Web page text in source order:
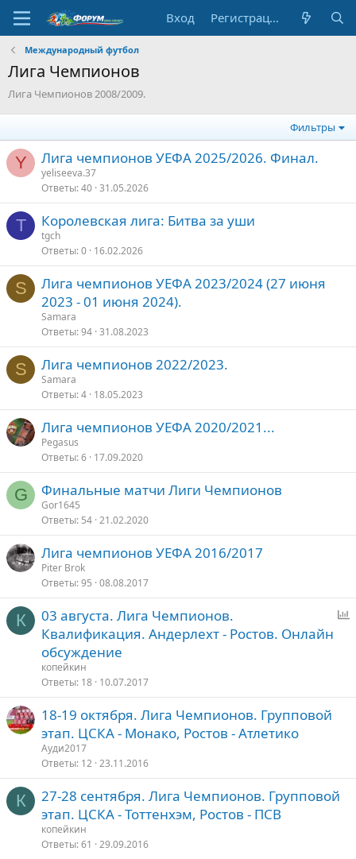
Вход Регистрация
Международный футбол
Лига Чемпионов
Лига Чемпионов 2008/2009.
Фильтры
Y Лига чемпионов УЕФА 2025/2026. Финал.
yeliseeva.37
Ответы 40 31.05.2026
T Королевская лига: Битва за уши
tgch
Ответы 0 16.02.2026
S
Лига чемпионов УЕФА 2023/2024 (27 июня
2023 - 01 июня 2024).
Samara
Ответы 94 31.08.2023
S Лига чемпионов 2022/2023.
Samara
Ответы 4 18.05.2023
Лига чемпионов УЕФА 2020/2021...
Pegasus
Ответы 6 17.09.2020
G Финальные матчи Лиги Чемпионов
Gor1645
Ответы 54 21.02.2020
Лига чемпионов УЕФА 2016/2017
Piter Brok
Ответы 95 08.08.2017
К
03 августа. Лига Чемпионов.
Квалификация. Андерлехт - Ростов. Онлайн
обсуждение
копейкин
Ответы 18 10.07.2017
18-19 октября. Лига Чемпионов. Групповой
этап. ЦСКА - Монако, Ростов - Атлетико
Ауди2017
Ответы 12 23.11.2016
К
27-28 сентября. Лига Чемпионов. Групповой
этап. ЦСКА - Тоттенхэм, Ростов - ПСВ
копейкин
Ответы 61 29.09.2016